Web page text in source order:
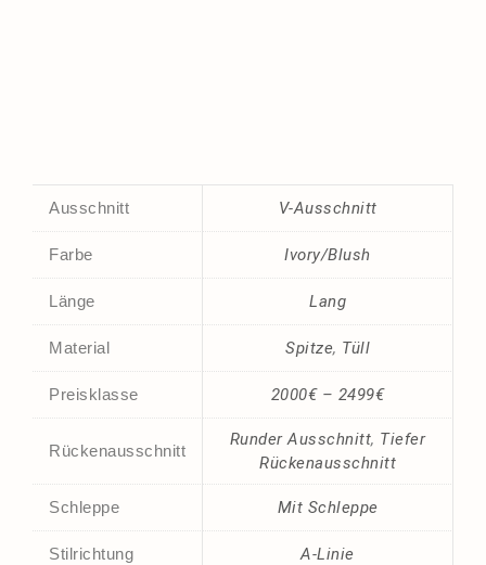
Ausschnitt V-Ausschnitt
Farbe Ivory/Blush
Länge Lang
Material Spitze, Tüll
Preisklasse 2000€ – 2499€
Rückenausschnitt
Runder Ausschnitt, Tiefer
Rückenausschnitt
Schleppe Mit Schleppe
Stilrichtung A-Linie